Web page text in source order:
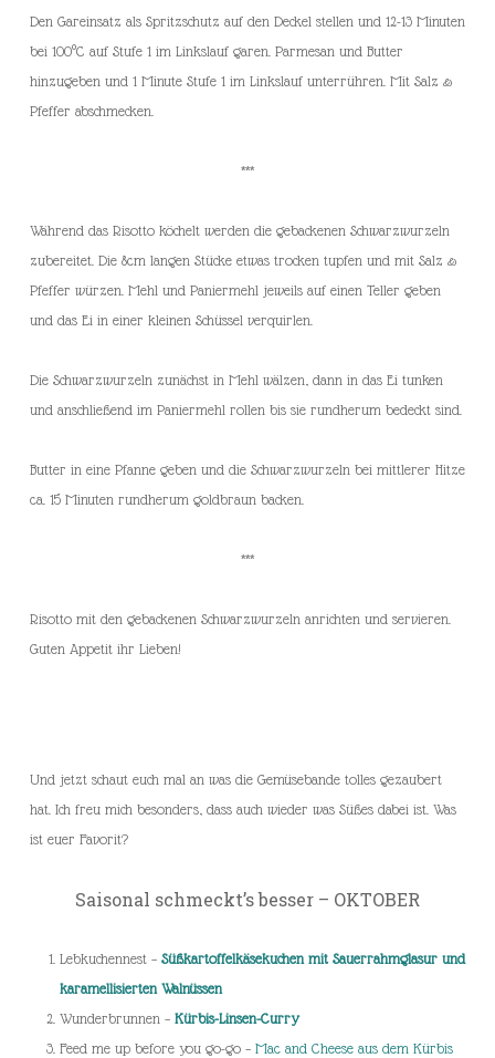
Den Gareinsatz als Spritzschutz auf den Deckel stellen und 12-13 Minuten
bei 100°C auf Stufe 1 im Linkslauf garen. Parmesan und Butter
hinzugeben und 1 Minute Stufe 1 im Linkslauf unterrühren. Mit Salz &
Pfeffer abschmecken.
***
Während das Risotto köchelt werden die gebackenen Schwarzwurzeln
zubereitet. Die 8cm langen Stücke etwas trocken tupfen und mit Salz &
Pfeffer würzen. Mehl und Paniermehl jeweils auf einen Teller geben
und das Ei in einer kleinen Schüssel verquirlen.
Die Schwarzwurzeln zunächst in Mehl wälzen, dann in das Ei tunken
und anschließend im Paniermehl rollen bis sie rundherum bedeckt sind.
Butter in eine Pfanne geben und die Schwarzwurzeln bei mittlerer Hitze
ca. 15 Minuten rundherum goldbraun backen.
***
Risotto mit den gebackenen Schwarzwurzeln anrichten und servieren.
Guten Appetit ihr Lieben!
Und jetzt schaut euch mal an was die Gemüsebande tolles gezaubert
hat. Ich freu mich besonders, dass auch wieder was Süßes dabei ist. Was
ist euer Favorit?
Saisonal schmeckt’s besser – OKTOBER
Lebkuchennest – Süßkartoffelkäsekuchen mit Sauerrahmglasur und
karamellisierten Walnüssen
Wunderbrunnen – Kürbis-Linsen-Curry
Feed me up before you go-go – Mac and Cheese aus dem Kürbis